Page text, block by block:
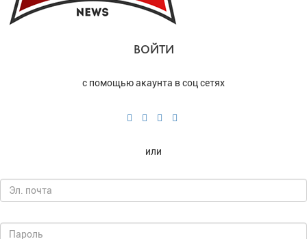
ВОЙТИ
с помощью акаунта в соц сетях
или